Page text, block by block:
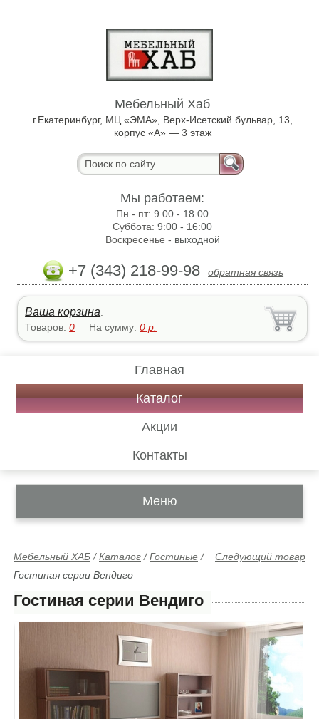
Мебельный Хаб
г.Екатеринбург, МЦ «ЭМА», Верх-Исетский бульвар, 13,
корпус «А» — 3 этаж
Мы работаем:
Пн - пт:9.00 - 18.00
Суббота:9:00 - 16:00
Воскресенье - выходной
+7 (343) 218-99-98 обратная связь
Ваша корзина:
Товаров:0 На сумму:0 р.
Главная
Каталог
Акции
Контакты
Меню
Следующий товар
Мебельный ХАБ /Каталог /Гостиные /
Гостиная серии Вендиго
Гостиная серии Вендиго